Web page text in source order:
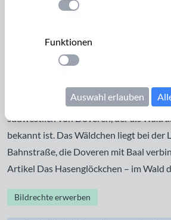
Doveren
Einflussbereich des milden und
Klimas. In Deutschland gibt es nur
inselartigen Bestand in der Region von
südwestlich von Doveren, der alsWald
bekannt ist. Das Wäldchen liegt bei der
Bahnstraße, die Doveren mit Baal
Artikel Das Hasenglöckchen – im Wald
Bildrechte erwerben
Einstellung anwenden
Funktionen
Einstellung anwenden
Auswahl erlauben